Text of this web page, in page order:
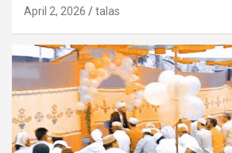
April 2, 2026 talas